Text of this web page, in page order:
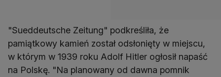
"Sueddeutsche Zeitung" podkreśliła, że
pamiątkowy kamień został odsłonięty w miejscu,
w którym w 1939 roku Adolf Hitler ogłosił napaść
na Polskę. "Na planowany od dawna pomnik